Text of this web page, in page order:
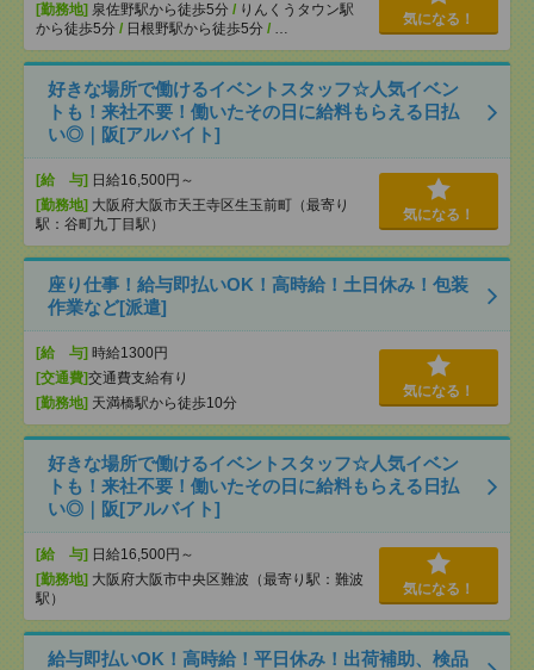
[勤務地] 泉佐野駅から徒歩5分 / りんくうタウン駅
から徒歩5分 / 日根野駅から徒歩5分 / …
気になる！
好きな場所で働けるイベントスタッフ☆人気イベン
トも！来社不要！働いたその日に給料もらえる日払
い◎｜阪[アルバイト]
[給 与] 日給16,500円～
[勤務地] 大阪府大阪市天王寺区生玉前町（最寄り
駅：谷町九丁目駅）
気になる！
座り仕事！給与即払いOK！高時給！土日休み！包装
作業など[派遣]
[給 与] 時給1300円
[交通費]交通費支給有り
[勤務地] 天満橋駅から徒歩10分
気になる！
好きな場所で働けるイベントスタッフ☆人気イベン
トも！来社不要！働いたその日に給料もらえる日払
い◎｜阪[アルバイト]
[給 与] 日給16,500円～
[勤務地] 大阪府大阪市中央区難波（最寄り駅：難波
駅）
気になる！
給与即払いOK！高時給！平日休み！出荷補助、検品